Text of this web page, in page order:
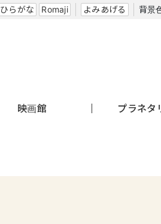
ひらがな Romaji よみあげる 背景
映画館 プラネタ